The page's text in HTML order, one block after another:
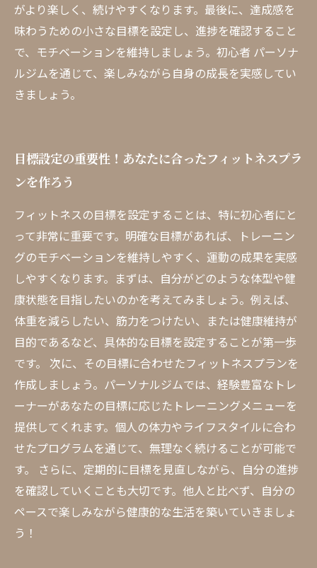
がより楽しく、続けやすくなります。最後に、達成感を
味わうための小さな目標を設定し、進捗を確認すること
で、モチベーションを維持しましょう。初心者 パーソナ
ルジムを通じて、楽しみながら自身の成長を実感してい
きましょう。
目標設定の重要性！あなたに合ったフィットネスプラ
ンを作ろう
フィットネスの目標を設定することは、特に初心者にと
って非常に重要です。明確な目標があれば、トレーニン
グのモチベーションを維持しやすく、運動の成果を実感
しやすくなります。まずは、自分がどのような体型や健
康状態を目指したいのかを考えてみましょう。例えば、
体重を減らしたい、筋力をつけたい、または健康維持が
目的であるなど、具体的な目標を設定することが第一歩
です。 次に、その目標に合わせたフィットネスプランを
作成しましょう。パーソナルジムでは、経験豊富なトレ
ーナーがあなたの目標に応じたトレーニングメニューを
提供してくれます。個人の体力やライフスタイルに合わ
せたプログラムを通じて、無理なく続けることが可能で
す。 さらに、定期的に目標を見直しながら、自分の進捗
を確認していくことも大切です。他人と比べず、自分の
ペースで楽しみながら健康的な生活を築いていきましょ
う！